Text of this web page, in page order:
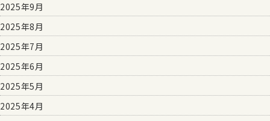
2025年9月
2025年8月
2025年7月
2025年6月
2025年5月
2025年4月